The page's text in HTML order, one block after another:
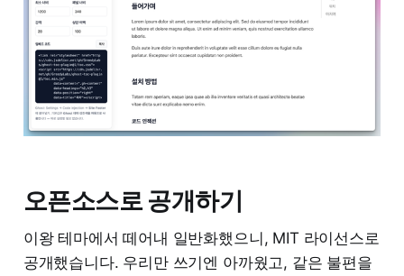
오픈소스로 공개하기
이왕 테마에서 떼어내 일반화했으니, MIT 라이선스로
공개했습니다. 우리만 쓰기엔 아까웠고, 같은 불편을